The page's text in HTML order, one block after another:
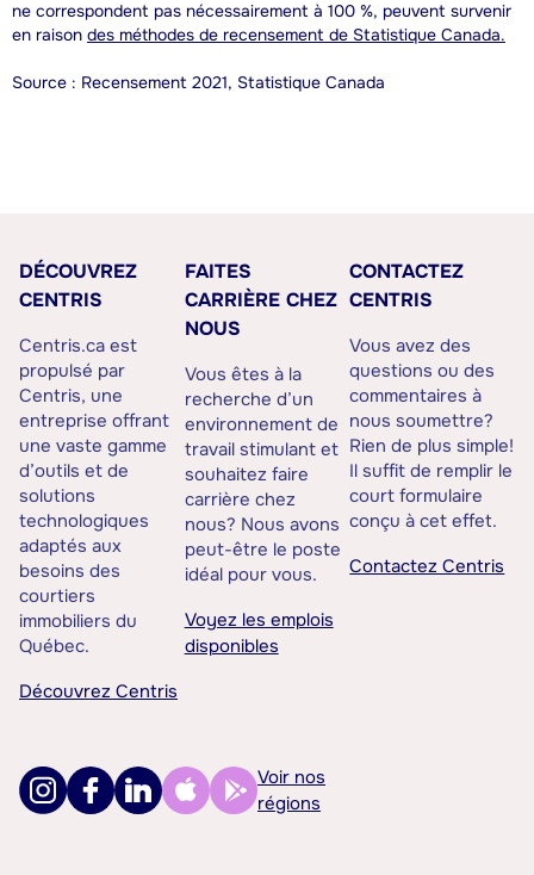
ne correspondent pas nécessairement à 100 %, peuvent survenir
en raison des méthodes de recensement de Statistique Canada.
Source : Recensement 2021, Statistique Canada
DÉCOUVREZ
CENTRIS
Centris.ca est
propulsé par
Centris, une
entreprise offrant
une vaste gamme
d’outils et de
solutions
technologiques
adaptés aux
besoins des
courtiers
immobiliers du
Québec.
Découvrez Centris
FAITES
CARRIÈRE CHEZ
NOUS
Vous êtes à la
recherche d’un
environnement de
travail stimulant et
souhaitez faire
carrière chez
nous? Nous avons
peut-être le poste
idéal pour vous.
Voyez les emplois
disponibles
CONTACTEZ
CENTRIS
Vous avez des
questions ou des
commentaires à
nous soumettre?
Rien de plus simple!
Il suffit de remplir le
court formulaire
conçu à cet effet.
Contactez Centris
Voir nos
régions